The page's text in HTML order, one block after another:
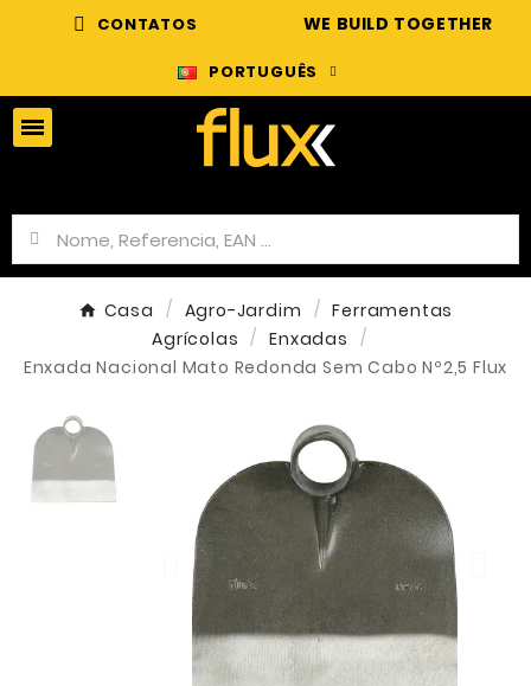
CONTATOS WE BUILD TOGETHER
PORTUGUÊS
Casa Agro-Jardim
Ferramentas
Agrícolas
Enxadas
Enxada Nacional Mato Redonda Sem Cabo Nº2,5 Flux